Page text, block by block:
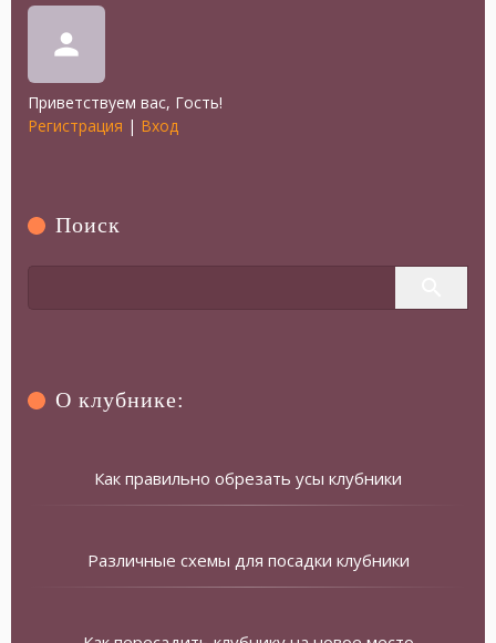
person
Приветствуем вас, Гость!
Регистрация | Вход
Поиск
О клубнике:
Как правильно обрезать усы клубники
Различные схемы для посадки клубники